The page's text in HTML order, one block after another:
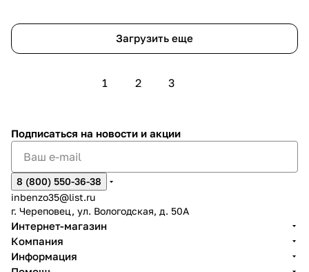
Загрузить еще
1 2 3
Подписаться на новости и акции
8 (800) 550-36-38
inbenzo35@list.ru
г. Череповец, ул. Вологодская, д. 50А
Интернет-магазин
Компания
Информация